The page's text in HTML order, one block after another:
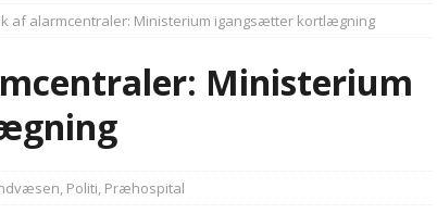
og el-sygetransportvogn til Samsø
PRÆHOSPITAL
brugte lidt længere tid på at komme af sted i 2025
politiuddannelse skal ruste betjentene til mere kompleks
af alarmcentraler: Ministerium igangsætter kortlægning
Ministerium
, Politi, Præhospital